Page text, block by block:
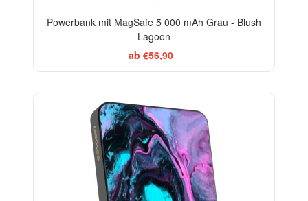
Powerbank mit MagSafe 5 000 mAh Grau - Blush
Lagoon
ab €56,90